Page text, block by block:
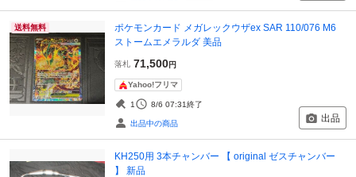
送料無料
ポケモンカード メガレックウザex SAR 110/076 M6
ストームエメラルダ 美品
落札 71,500円
Yahoo!フリマ
1 8/6 07:31終了
出品中の商品 出品
KH250用 3本チャンバー 【 original ゼスチャンバー
】 新品